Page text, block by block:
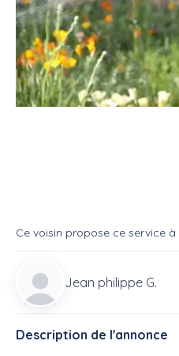
Ce voisin propose ce service à
Jean philippe G.
Description de l'annonce